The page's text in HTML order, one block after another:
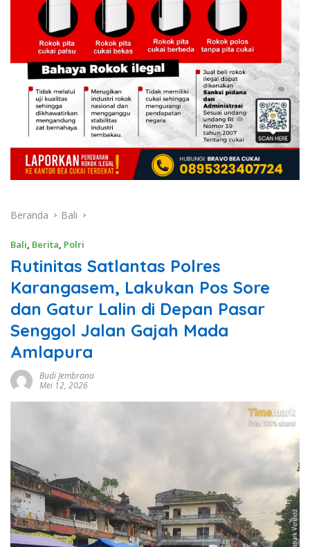
Beranda Bali
Bali, Berita, Polri
Rutinitas Satlantas Polres
Karangasem, Lakukan Pos Sore
dan Gatur Lalin di Depan Pasar
Senggol Jalan Gajah Mada
Amlapura
Budi Jembrana
Mei 12, 2026